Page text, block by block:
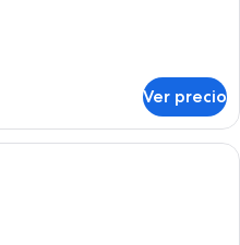
Ver precio